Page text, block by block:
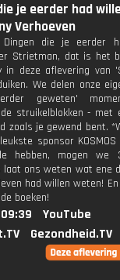
je eerder had
Verhoeven
Dingen die je eerder
Strietman, dat is het
in deze aflevering van
We delen onze
geweten'
struikelblokken - met
zoals je gewend bent.
sponsor
hebben, mogen we
laat ons weten wat ene
had willen weten!
boeken!
YouTube
Gezondheid.TV